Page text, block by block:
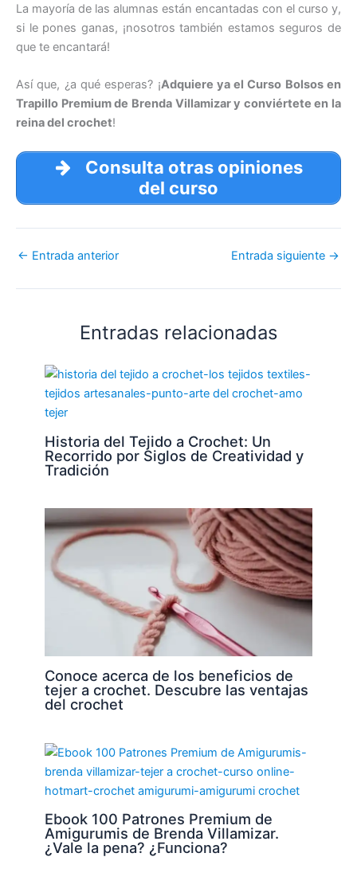
La mayoría de las alumnas están encantadas con el curso y,
si le pones ganas, ¡nosotros también estamos seguros de
que te encantará!
Así que, ¿a qué esperas? ¡Adquiere ya el Curso Bolsos en
Trapillo Premium de Brenda Villamizar y conviértete en la
reina del crochet!
Consulta otras opiniones
del curso
← Entrada anterior Entrada siguiente →
Entradas relacionadas
Historia del Tejido a Crochet: Un
Recorrido por Siglos de Creatividad y
Tradición
Conoce acerca de los beneficios de
tejer a crochet. Descubre las ventajas
del crochet
Ebook 100 Patrones Premium de
Amigurumis de Brenda Villamizar.
¿Vale la pena? ¿Funciona?